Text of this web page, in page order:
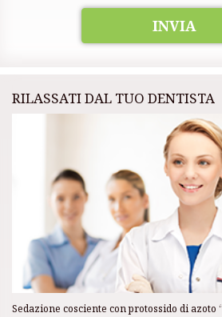
INVIA
RILASSATI DAL TUO DENTISTA
Sedazione cosciente con protossido di azoto